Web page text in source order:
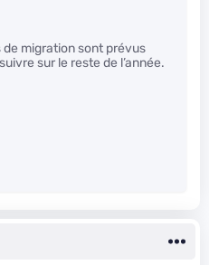
de migration sont prévus
sur le reste de l’année.